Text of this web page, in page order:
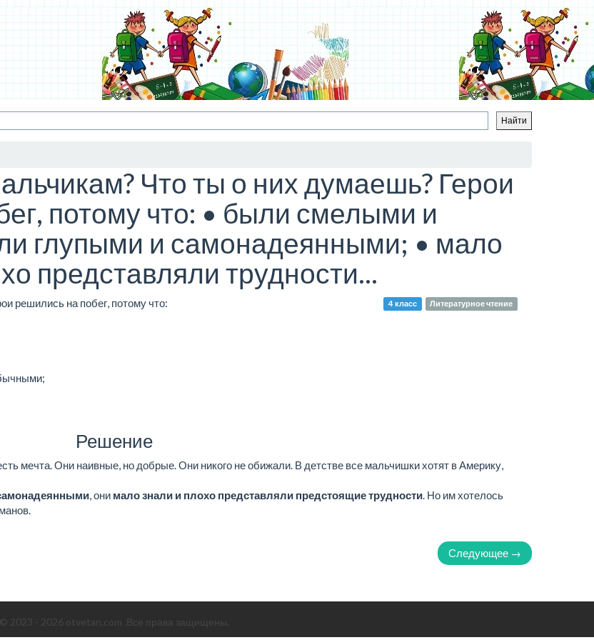
Что ты о них думаешь? Герои
потому что: • были смелыми и
глупыми и самонадеянными; • мало
представляли трудности...
4 класс Литературное чтение
решились на побег, потому что:
Решение
мечта. Они наивные, но добрые. Они никого не обижали. В детстве все мальчишки хотят в Америку,
, они мало знали и плохо представляли предстоящие трудности. Но им хотелось
Следующее →
© 2023 - 2026 otvetan.com .Все права защищены.